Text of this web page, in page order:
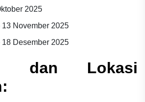
2025
13 November 2025
18 Desember 2025
dan Lokasi